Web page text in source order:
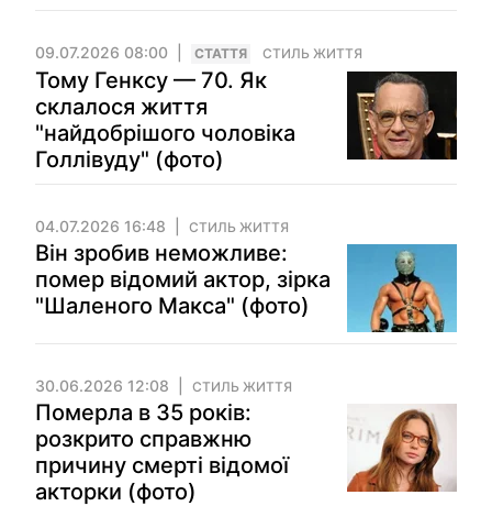
09.07.2026 08:00 СТАТТЯ СТИЛЬ ЖИТТЯ
Тому Генксу — 70. Як
склалося життя
"найдобрішого чоловіка
Голлівуду" (фото)
04.07.2026 16:48 СТИЛЬ ЖИТТЯ
Він зробив неможливе:
помер відомий актор, зірка
"Шаленого Макса" (фото)
30.06.2026 12:08 СТИЛЬ ЖИТТЯ
Померла в 35 років:
розкрито справжню
причину смерті відомої
акторки (фото)